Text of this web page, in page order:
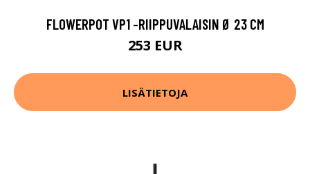
FLOWERPOT VP1 -RIIPPUVALAISIN Ø 23 CM
253 EUR
LISÄTIETOJA